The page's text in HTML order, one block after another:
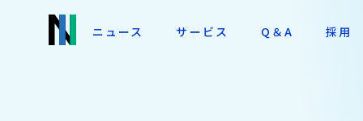
ニュース サービス Q＆A 採用